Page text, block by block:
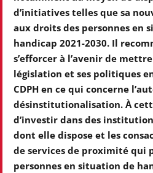
d’initiatives telles que sa
aux droits des personnes en
handicap 2021-2030. Il
s’efforcer à l’avenir de
législation et ses politiques
CDPH en ce qui concerne
désinstitutionalisation. À
d’investir dans des
dont elle dispose et les
de services de proximité qui
personnes en situation de